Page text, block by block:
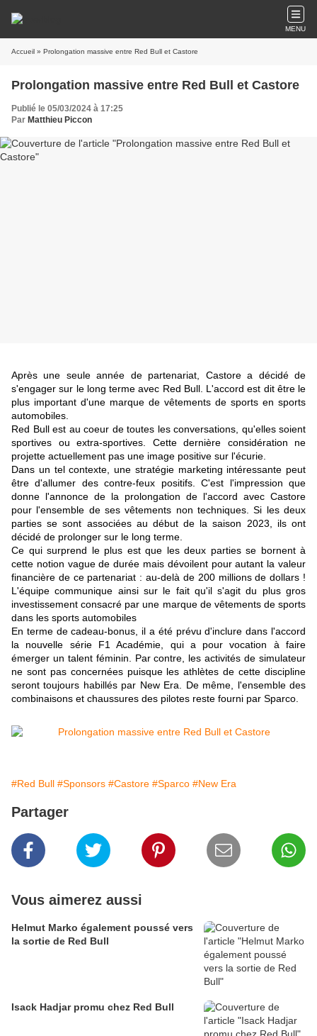
MENU
Accueil » Prolongation massive entre Red Bull et Castore
Prolongation massive entre Red Bull et Castore
Publié le 05/03/2024 à 17:25
Par Matthieu Piccon
Après une seule année de partenariat, Castore a décidé de
s'engager sur le long terme avec Red Bull. L'accord est dit être le
plus important d'une marque de vêtements de sports en sports
automobiles.
Red Bull est au coeur de toutes les conversations, qu'elles soient
sportives ou extra-sportives. Cette dernière considération ne
projette actuellement pas une image positive sur l'écurie.
Dans un tel contexte, une stratégie marketing intéressante peut
être d'allumer des contre-feux positifs. C'est l'impression que
donne l'annonce de la prolongation de l'accord avec Castore
pour l'ensemble de ses vêtements non techniques. Si les deux
parties se sont associées au début de la saison 2023, ils ont
décidé de prolonger sur le long terme.
Ce qui surprend le plus est que les deux parties se bornent à
cette notion vague de durée mais dévoilent pour autant la valeur
financière de ce partenariat : au-delà de 200 millions de dollars !
L'équipe communique ainsi sur le fait qu'il s'agit du plus gros
investissement consacré par une marque de vêtements de sports
dans les sports automobiles
En terme de cadeau-bonus, il a été prévu d'inclure dans l'accord
la nouvelle série F1 Académie, qui a pour vocation à faire
émerger un talent féminin. Par contre, les activités de simulateur
ne sont pas concernées puisque les athlètes de cette discipline
seront toujours habillés par New Era. De même, l'ensemble des
combinaisons et chaussures des pilotes reste fourni par Sparco.
#Red Bull #Sponsors #Castore #Sparco #New Era
Partager
Vous aimerez aussi
Helmut Marko également poussé vers
la sortie de Red Bull
Isack Hadjar promu chez Red Bull